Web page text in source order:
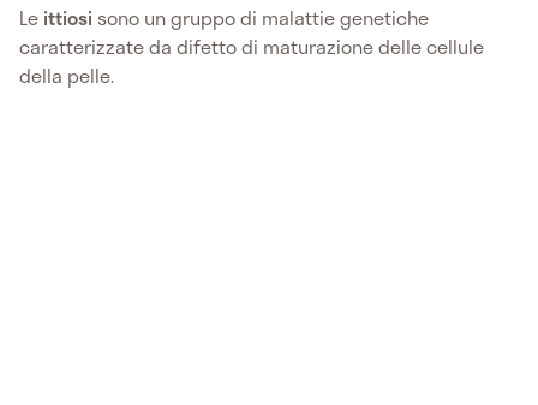
Le ittiosi sono un gruppo di malattie genetiche
caratterizzate da difetto di maturazione delle cellule
della pelle.